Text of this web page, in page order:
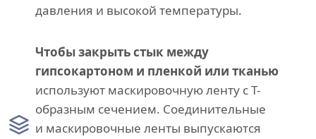
давления и высокой температуры.
Чтобы закрыть стык между
гипсокартоном и пленкой или тканью
используют маскировочную ленту с Т-
образным сечением. Соединительные
и маскировочные ленты выпускаются